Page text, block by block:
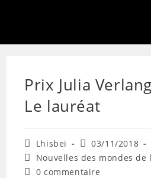
Prix Julia
Le lauréat
Lhisbei
03/11/2018
Nouvelles des mondes
0 commentaire